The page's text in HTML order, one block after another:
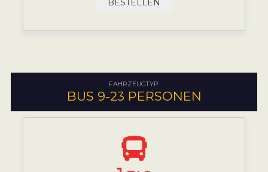
BESTELLEN
FAHRZEUGTYP:
BUS 9-23 PERSONEN